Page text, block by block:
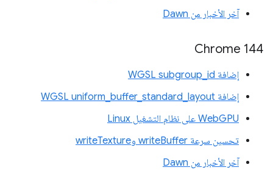
آخر الأخبار من Dawn
‫Chrome 144
إضافة WGSL subgroup_id
إضافة WGSL uniform_buffer_standard_layout
WebGPU على نظام التشغيل Linux
تحسين سرعة writeBuffer وwriteTexture
آخر الأخبار من Dawn